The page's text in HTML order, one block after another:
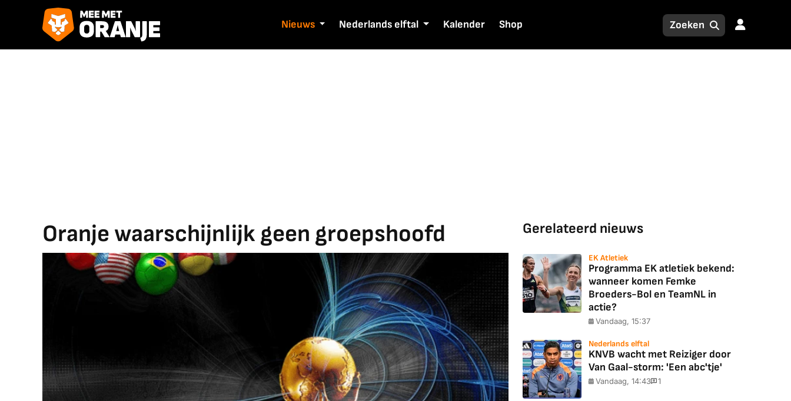
Nieuws Nederlands elftal Kalender Shop
Oranje waarschijnlijk geen groepshoofd Gerelateerd nieuws
EK Atletiek
Programma EK atletiek bekend:
wanneer komen Femke
Broeders-Bol en TeamNL in
actie?
Vandaag, 15:37
Nederlands elftal
KNVB wacht met Reiziger door
Van Gaal-storm: 'Een abc'tje'
Vandaag, 14:43 1